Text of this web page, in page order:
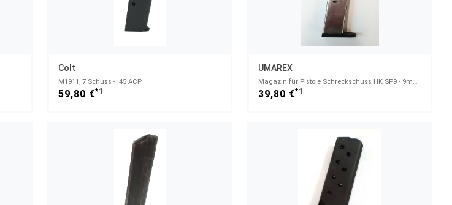
Colt
M1911, 7 Schuss - .45 ACP
59,80 €*1
UMAREX
39,80 €*1